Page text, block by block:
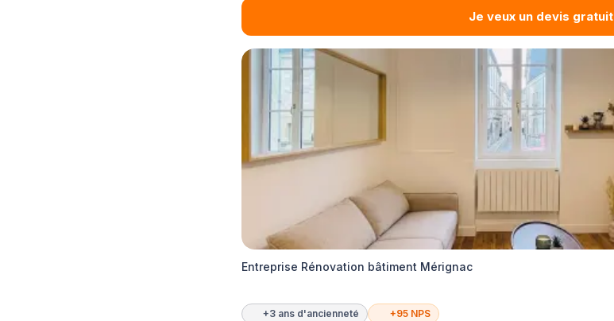
Je veux un devis gratuit
Entreprise Rénovation bâtiment Mérignac
+3 ans d'ancienneté +95 NPS